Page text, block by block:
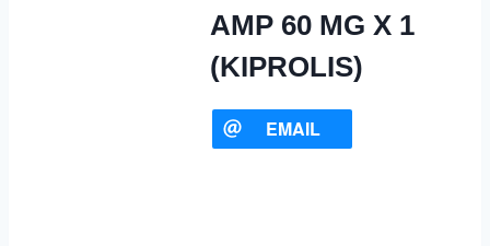
AMP 60 MG X 1
(KIPROLIS)
EMAIL